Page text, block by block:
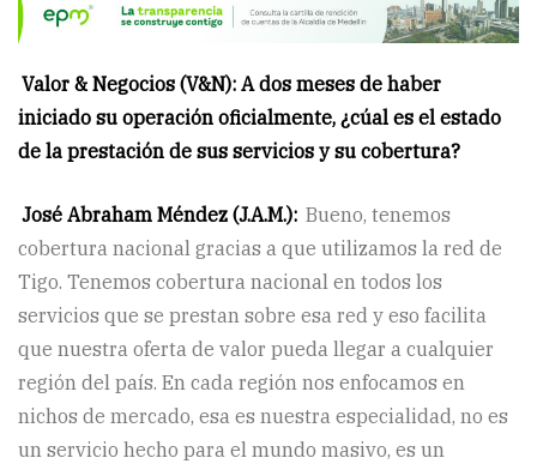
Valor & Negocios (V&N): A dos meses de haber
iniciado su operación oficialmente, ¿cúal es el estado
de la prestación de sus servicios y su cobertura?
José Abraham Méndez (J.A.M.): Bueno, tenemos
cobertura nacional gracias a que utilizamos la red de
Tigo. Tenemos cobertura nacional en todos los
servicios que se prestan sobre esa red y eso facilita
que nuestra oferta de valor pueda llegar a cualquier
región del país. En cada región nos enfocamos en
nichos de mercado, esa es nuestra especialidad, no es
un servicio hecho para el mundo masivo, es un